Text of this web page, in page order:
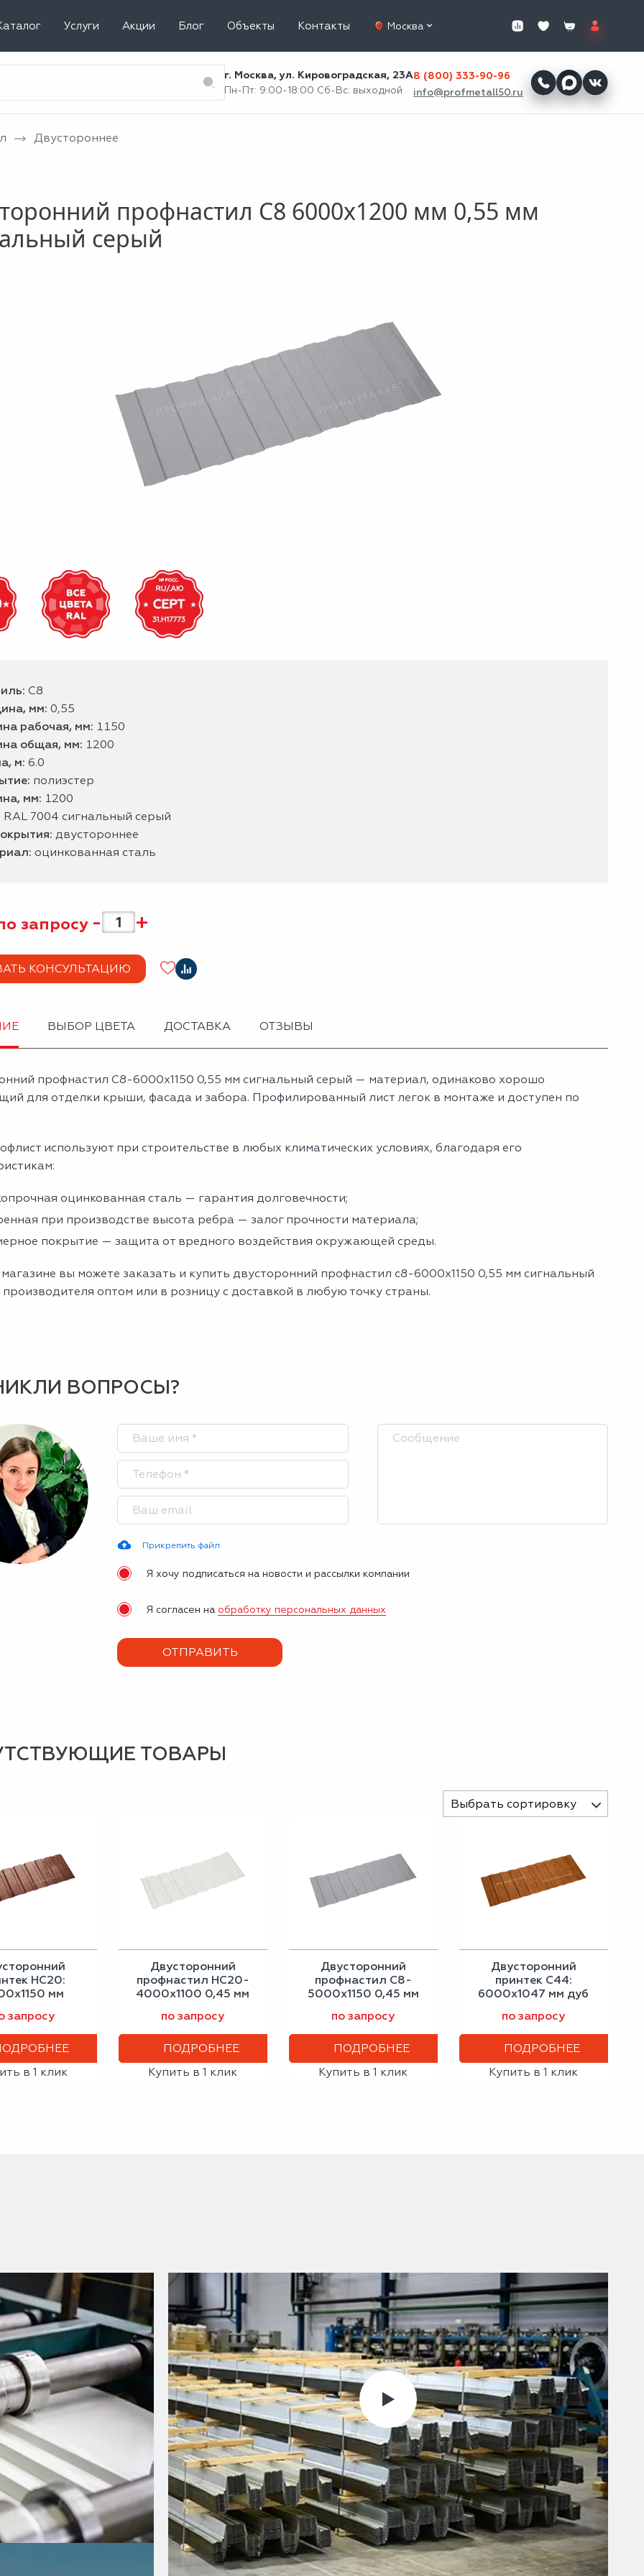
Услуги Акции Блог Объекты Контакты Москва
г. Москва, ул. Кировоградская, 23А
Пн-Пт: 9:00-18:00 Сб-Вс: выходной
8 (800) 333-90-96
info@profmetall50.ru
Двустороннее
профнастил С8 6000x1200 мм 0,55 мм
серый
С8
мм: 0,55
рабочая, мм: 1150
общая, мм: 1200
м: 6.0
полиэстер
мм: 1200
RAL 7004 сигнальный серый
двустороннее
оцинкованная сталь
запросу - +
КОНСУЛЬТАЦИЮ
ВЫБОР ЦВЕТА ДОСТАВКА ОТЗЫВЫ
профнастил С8-6000х1150 0,55 мм сигнальный серый — материал, одинаково хорошо
для отделки крыши, фасада и забора. Профилированный лист легок в монтаже и доступен по
используют при строительстве в любых климатических условиях, благодаря его
оцинкованная сталь — гарантия долговечности;
при производстве высота ребра — залог прочности материала;
покрытие — защита от вредного воздействия окружающей среды.
вы можете заказать и купить двусторонний профнастил с8-6000х1150 0,55 мм сигнальный
производителя оптом или в розницу с доставкой в любую точку страны.
ВОПРОСЫ?
Прикрепить файл
Я хочу подписаться на новости и рассылки компании
Я согласен на обработку персональных данных
ТОВАРЫ
Выбрать сортировку
НС20:
мм
запросу
в 1 клик
Двусторонний
профнастил НС20-
4000х1100 0,45 мм
по запросу
ПОДРОБНЕЕ
Купить в 1 клик
Двусторонний
профнастил С8-
5000х1150 0,45 мм
по запросу
ПОДРОБНЕЕ
Купить в 1 клик
Двусторонний
принтек С44:
6000x1047 мм дуб
по запросу
ПОДРОБНЕЕ
Купить в 1 клик